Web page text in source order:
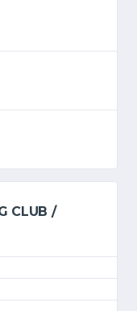
CLUB /